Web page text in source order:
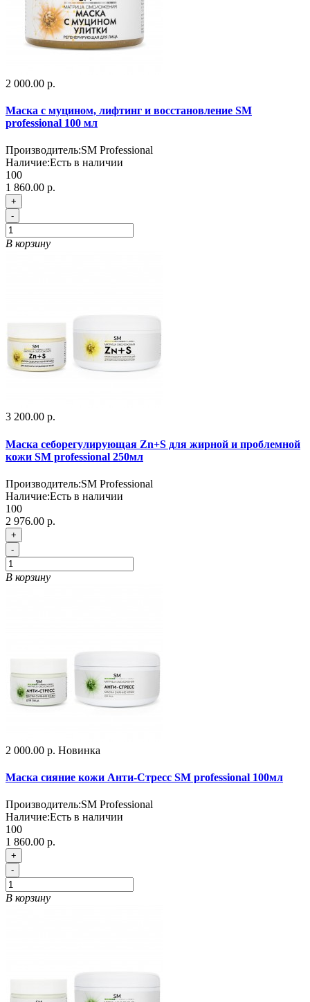
2 000.00 р.
Маска с муцином, лифтинг и восстановление SM
professional 100 мл
Производитель:SM Professional
Наличие:Есть в наличии
100
1 860.00 р.
+
-
В корзину
3 200.00 р.
Маска себорегулирующая Zn+S для жирной и проблемной
кожи SM professional 250мл
Производитель:SM Professional
Наличие:Есть в наличии
100
2 976.00 р.
+
-
В корзину
2 000.00 р. Новинка
Маска сияние кожи Анти-Стресс SM professional 100мл
Производитель:SM Professional
Наличие:Есть в наличии
100
1 860.00 р.
+
-
В корзину